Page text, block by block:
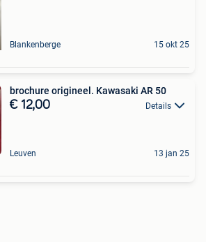
Blankenberge 15 okt 25
brochure origineel. Kawasaki AR 50
€ 12,00 Details
Leuven 13 jan 25